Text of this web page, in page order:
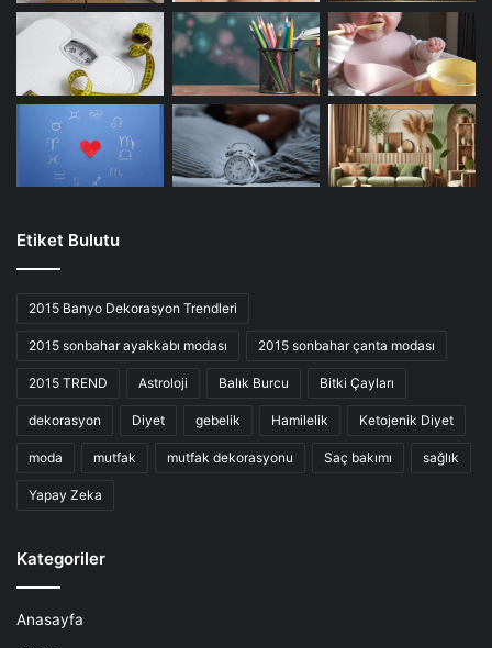
Etiket Bulutu
2015 Banyo Dekorasyon Trendleri
2015 sonbahar ayakkabı modası 2015 sonbahar çanta modası
2015 TREND Astroloji Balık Burcu Bitki Çayları
dekorasyon Diyet gebelik Hamilelik Ketojenik Diyet
moda mutfak mutfak dekorasyonu Saç bakımı sağlık
Yapay Zeka
Kategoriler
Anasayfa